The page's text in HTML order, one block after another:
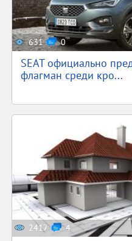
631 0
SEAT официально
флагман среди кро...
2417 4